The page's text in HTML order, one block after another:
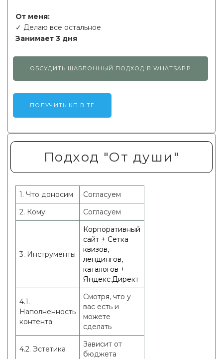
От меня:
✓ Делаю все остальное
Занимает 3 дня
ОБСУДИТЬ ШАБЛОННЫЙ ПОДХОД В WHATSAPP
ПОЛУЧИТЬ КП В ТГ
Подход "От души"
1. Что доносим
Согласуем
2. Кому
Согласуем
3. Инструменты
Корпоративный
сайт + Сетка
квизов,
лендингов,
каталогов +
Яндекс.Директ
4.1.
Наполненность
контента
Смотря, что у
вас есть и
можете
сделать
4.2. Эстетика
Зависит от
бюджета